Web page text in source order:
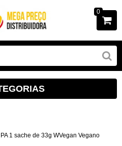
0
1 sache de 33g WVegan Vegano